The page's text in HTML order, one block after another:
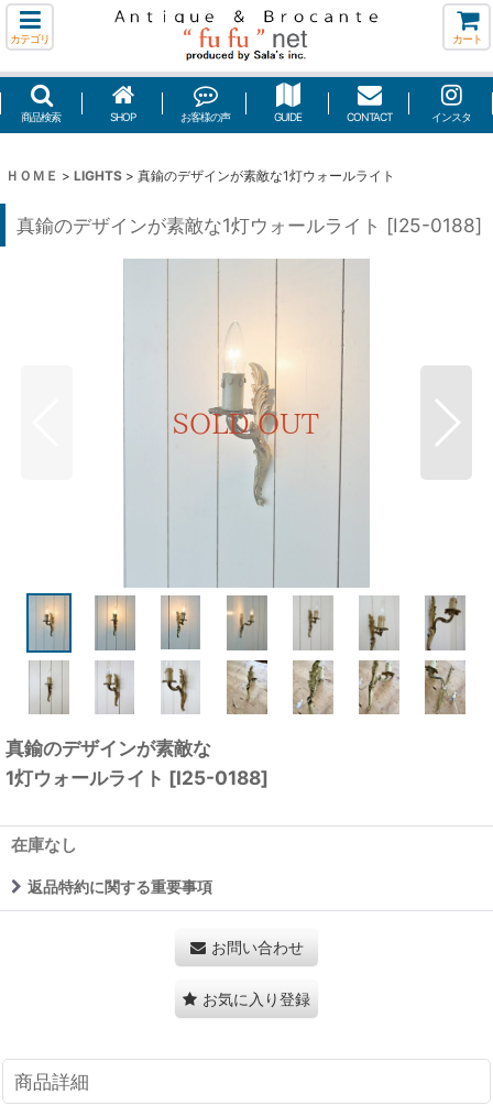
カテゴリ カート
商品検索 SHOP お客様の声 GUIDE CONTACT インスタ
ＨＯＭＥ > LIGHTS > 真鍮のデザインが素敵な1灯ウォールライト
真鍮のデザインが素敵な1灯ウォールライト [I25-0188]
真鍮のデザインが素敵な
1灯ウォールライト [I25-0188]
在庫なし
返品特約に関する重要事項
お問い合わせ
お気に入り登録
商品詳細